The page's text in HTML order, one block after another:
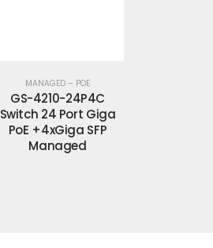
MANAGED – POE
GS-4210-24PL4C
Switch 24 Port Giga
PoE +4xGiga SFP
Managed